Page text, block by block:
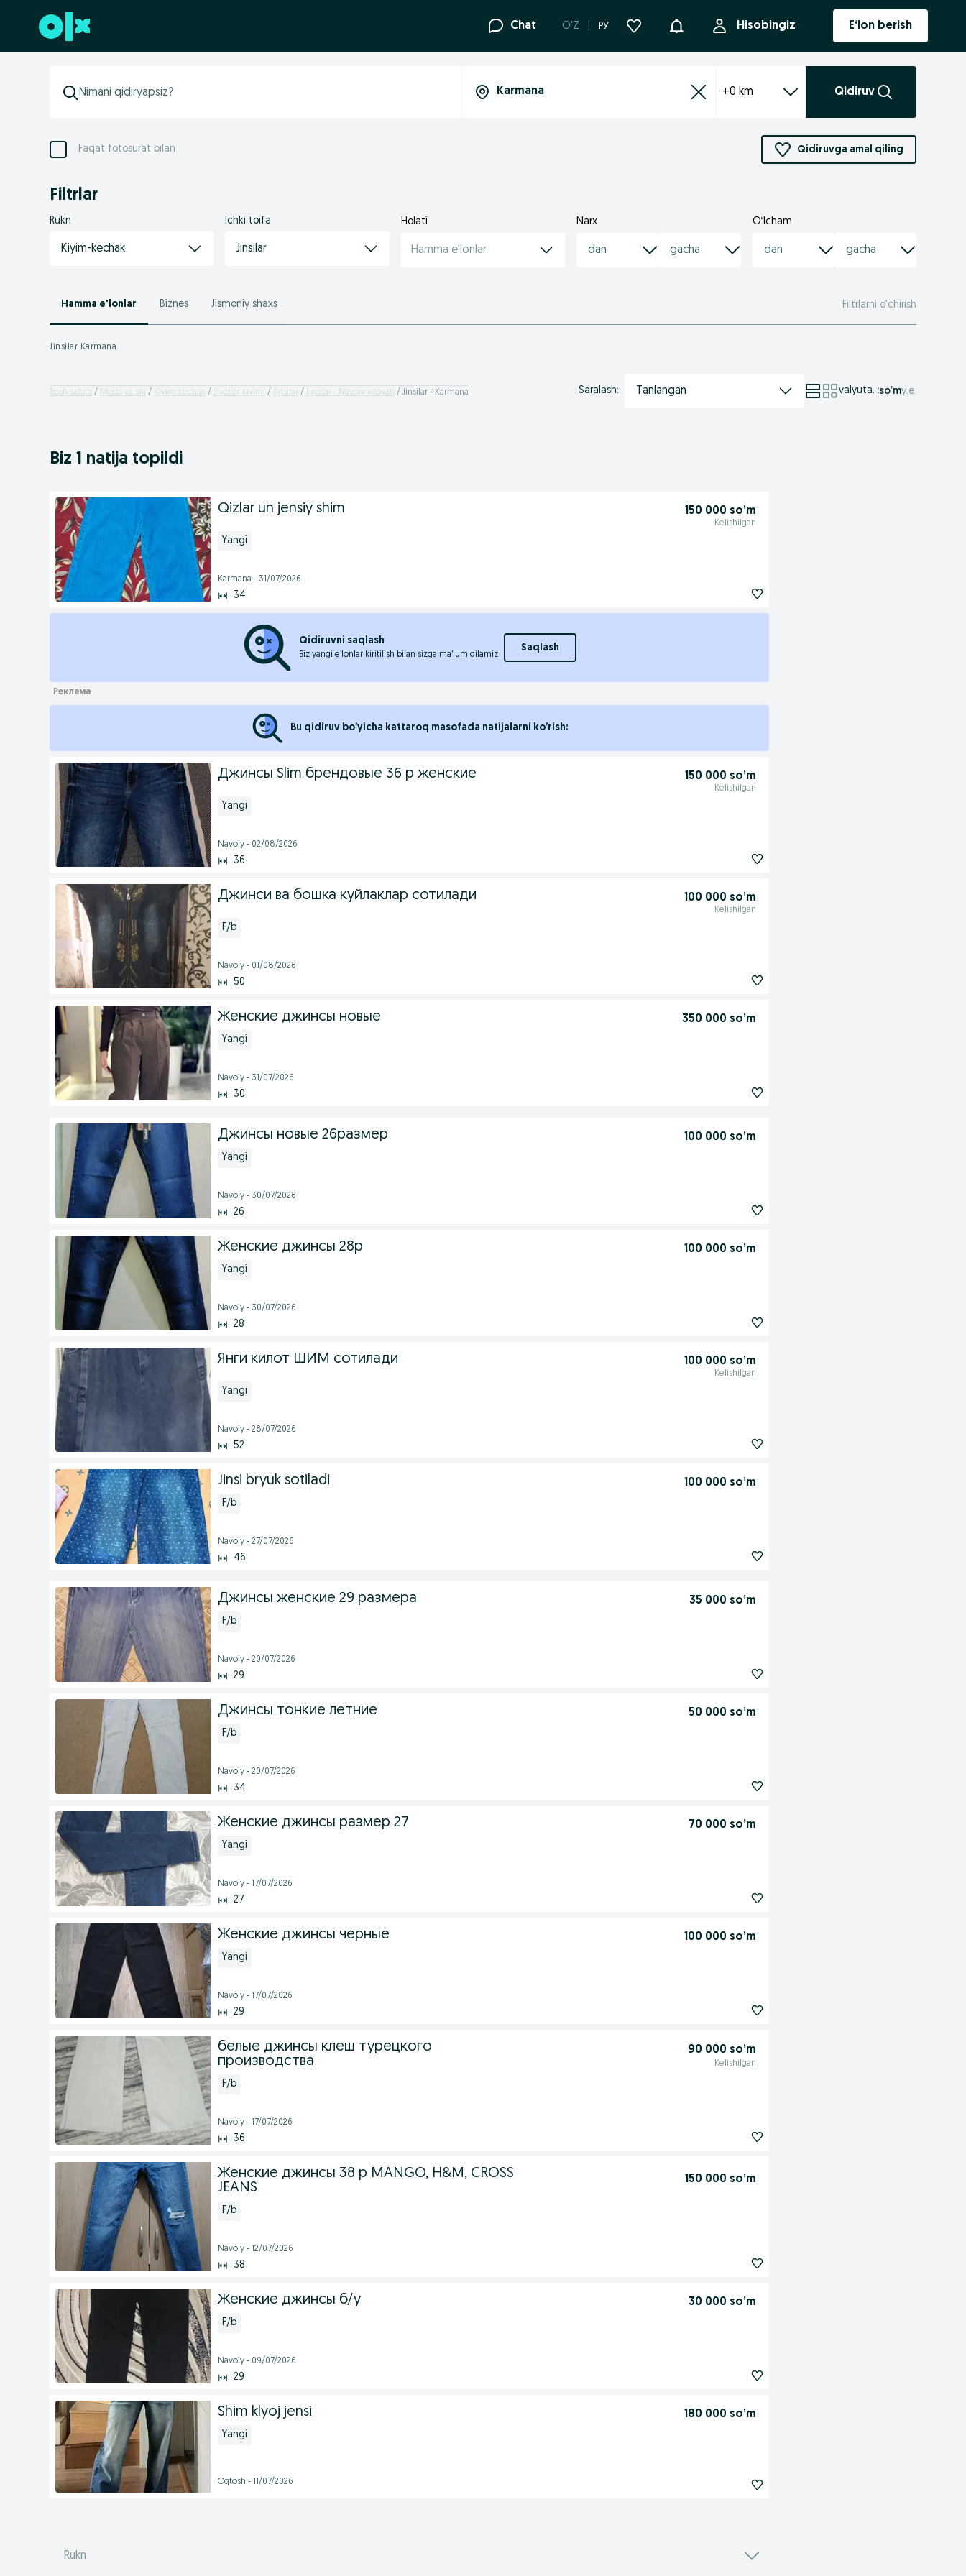
Futerga oʻtish Chat O'Z РУ Bildirishnoma Hisobingiz E‘lon berish
+0 km Qidiruv
Faqat fotosurat bilan Qidiruvga amal qiling
Filtrlar
Rukn
Kiyim-kechak
Ichki toifa
Jinsilar
Holati
Hamma e'lonlar
Narx O‘lcham
Hamma e'lonlar Biznes Jismoniy shaxs Filtrlarni o’chirish
Jinsilar Karmana
Bosh sahifa Moda va stil Kiyim-kechak Ayollar kiyimi Jinsilar Jinsilar - Navoiy viloyati Jinsilar - Karmana Saralash: Tanlangan valyuta. :so’mу.е.
Biz 1 natija topildi
Qizlar un jensiy shim 150 000 so’m
Kelishilgan
Yangi
Karmana - 31/07/2026
34
Qidiruvni saqlash
Biz yangi e’lonlar kiritilish bilan sizga ma’lum qilamiz
Saqlash
Bu qidiruv bo’yicha kattaroq masofada natijalarni ko’rish:
Джинсы Slim брендовые 36 р женские 150 000 so’m
Kelishilgan
Yangi
Navoiy - 02/08/2026
36
Джинси ва бошка куйлаклар сотилади 100 000 so’m
Kelishilgan
F/b
Navoiy - 01/08/2026
50
Женские джинсы новые 350 000 so’m
Yangi
Navoiy - 31/07/2026
30
Джинсы новые 26размер 100 000 so’m
Yangi
Navoiy - 30/07/2026
26
Женские джинсы 28р 100 000 so’m
Yangi
Navoiy - 30/07/2026
28
Янги килот ШИМ сотилади 100 000 so’m
Kelishilgan
Yangi
Navoiy - 28/07/2026
52
Jinsi bryuk sotiladi 100 000 so’m
F/b
Navoiy - 27/07/2026
46
Джинсы женские 29 размера 35 000 so’m
F/b
Navoiy - 20/07/2026
29
Джинсы тонкие летние 50 000 so’m
F/b
Navoiy - 20/07/2026
34
Женские джинсы размер 27 70 000 so’m
Yangi
Navoiy - 17/07/2026
27
Женские джинсы черные 100 000 so’m
Yangi
Navoiy - 17/07/2026
29
белые джинсы клеш турецкого
производства
90 000 so’m
Kelishilgan
F/b
Navoiy - 17/07/2026
36
Женские джинсы 38 р MANGO, H&M, CROSS
JEANS
150 000 so’m
F/b
Navoiy - 12/07/2026
38
Женские джинсы б/у 30 000 so’m
F/b
Navoiy - 09/07/2026
29
Shim klyoj jensi 180 000 so’m
Yangi
Oqtosh - 11/07/2026
Rukn